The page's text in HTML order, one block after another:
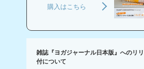
購入はこちら
雑誌『ヨガジャーナル日本版』へのリ
付について